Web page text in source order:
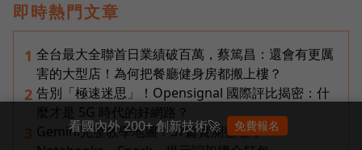
即時熱門文章
1 全台最大全聯首日業績破百萬，蔡篤昌：還會有更厲
害的大型店！為何把餐廳健身房都搬上樓？
2 告別「極速迷思」！Opensignal 國際評比揭密：什
麼才是 5G 時代的好網路？
Gemini完整教學地圖！37篇實測整理，
看國內外 200+ 創新技術🚀 免費報名